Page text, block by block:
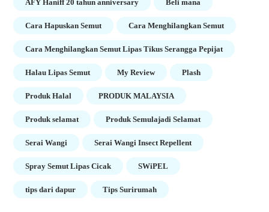
AFY Haniff 20 tahun anniversary Beli mana
Cara Hapuskan Semut Cara Menghilangkan Semut
Cara Menghilangkan Semut Lipas Tikus Serangga Pepijat
Halau Lipas Semut My Review Plash
Produk Halal PRODUK MALAYSIA
Produk selamat Produk Semulajadi Selamat
Serai Wangi Serai Wangi Insect Repellent
Spray Semut Lipas Cicak SWiPEL
tips dari dapur Tips Surirumah